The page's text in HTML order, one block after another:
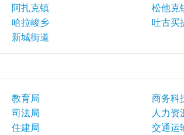
阿扎克镇
松他克
哈拉峻乡
吐古买
新城街道
教育局
商务科
司法局
人力资
住建局
交通运